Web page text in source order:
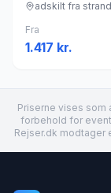
adskilt fra
Fra
1.417 kr.
Priserne vises som
forbehold for
Rejser.dk modtager